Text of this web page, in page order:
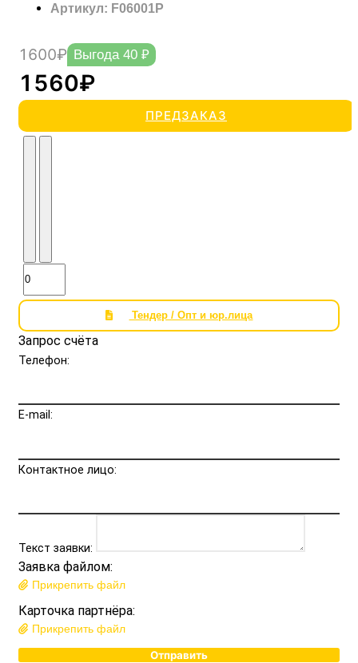
Артикул: F06001P
1600₽ Выгода 40 ₽
1560₽
ПРЕДЗАКАЗ
Тендер / Опт и юр.лица
Запрос счёта
Телефон:
E-mail:
Контактное лицо:
Текст заявки:
Заявка файлом:
Прикрепить файл
Карточка партнёра:
Прикрепить файл
Отправить